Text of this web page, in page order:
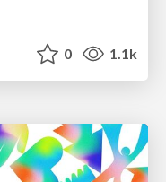
0 1.1k